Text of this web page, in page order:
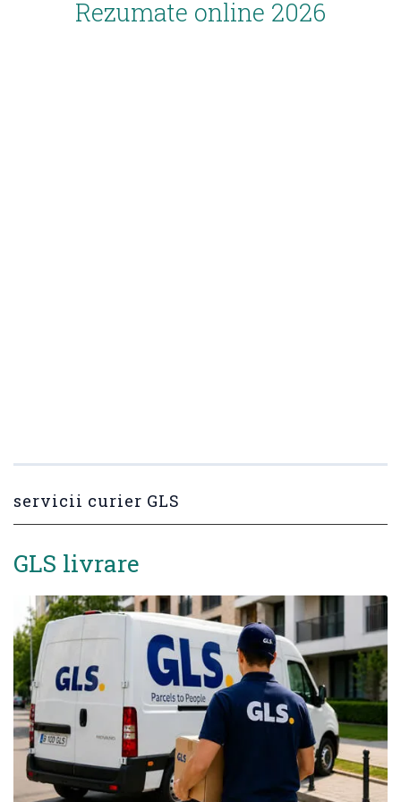
Rezumate online 2026
servicii curier GLS
GLS livrare